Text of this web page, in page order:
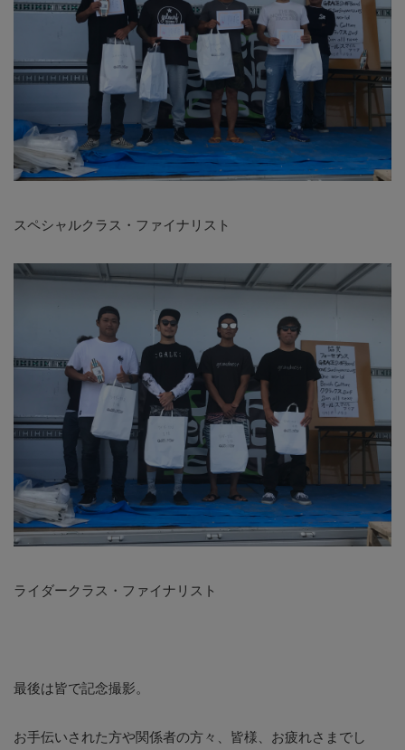
スペシャルクラス・ファイナリスト
ライダークラス・ファイナリスト
最後は皆で記念撮影。
お手伝いされた方や関係者の方々、皆様、お疲れさまでし